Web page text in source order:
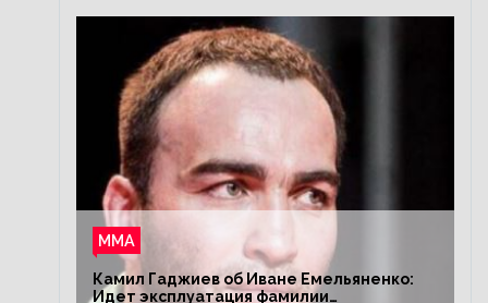
ММА
Камил Гаджиев об Иване Емельяненко:
Идет эксплуатация фамилии